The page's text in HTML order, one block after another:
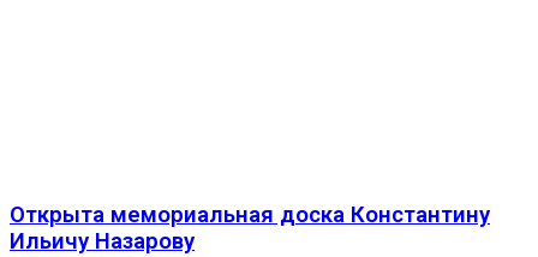
Открыта мемориальная доска Константину
Ильичу Назарову